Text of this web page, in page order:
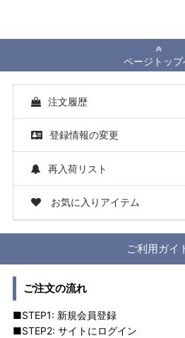
ページトップ
注文履歴
登録情報の変更
再入荷リスト
お気に入りアイテム
ご利用ガイ
ご注文の流れ
■STEP1: 新規会員登録
■STEP2: サイトにログイン